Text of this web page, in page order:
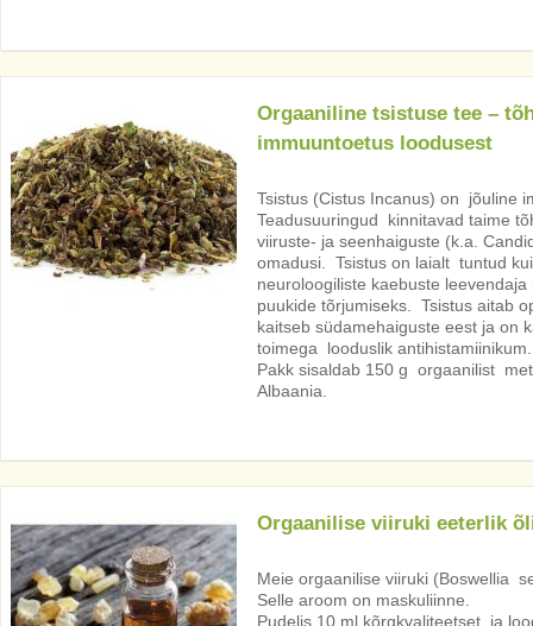
Orgaaniline tsistuse tee –
immuuntoetus loodusest
Tsistus (Cistus Incanus) on jõuline
Teadusuuringud kinnitavad taime
viiruste- ja seenhaiguste (k.a.
omadusi. Tsistus on laialt tuntud
neuroloogiliste kaebuste
puukide tõrjumiseks. Tsistus aitab
kaitseb südamehaiguste eest ja on
toimega looduslik antihistamiinikum.
Pakk sisaldab 150 g orgaanilist
Albaania.
Orgaanilise viiruki eeterlik
Meie orgaanilise viiruki (Boswellia
Selle aroom on maskuliinne.
Pudelis 10 ml kõrgkvaliteetset ja